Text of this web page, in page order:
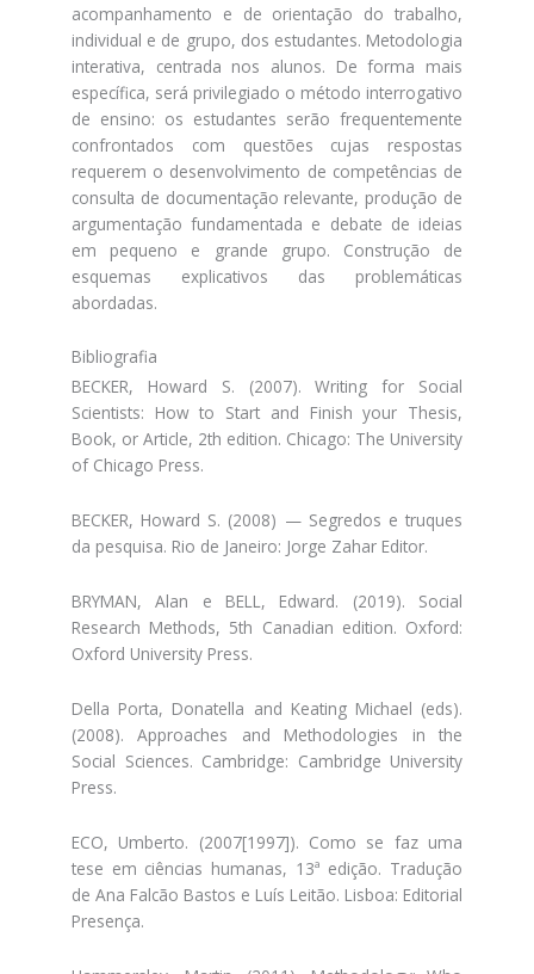
acompanhamento e de orientação do trabalho,
individual e de grupo, dos estudantes. Metodologia
interativa, centrada nos alunos. De forma mais
específica, será privilegiado o método interrogativo
de ensino: os estudantes serão frequentemente
confrontados com questões cujas respostas
requerem o desenvolvimento de competências de
consulta de documentação relevante, produção de
argumentação fundamentada e debate de ideias
em pequeno e grande grupo. Construção de
esquemas explicativos das problemáticas
abordadas.
Bibliografia
BECKER, Howard S. (2007). Writing for Social
Scientists: How to Start and Finish your Thesis,
Book, or Article, 2th edition. Chicago: The University
of Chicago Press.
BECKER, Howard S. (2008) — Segredos e truques
da pesquisa. Rio de Janeiro: Jorge Zahar Editor.
BRYMAN, Alan e BELL, Edward. (2019). Social
Research Methods, 5th Canadian edition. Oxford:
Oxford University Press.
Della Porta, Donatella and Keating Michael (eds).
(2008). Approaches and Methodologies in the
Social Sciences. Cambridge: Cambridge University
Press.
ECO, Umberto. (2007[1997]). Como se faz uma
tese em ciências humanas, 13ª edição. Tradução
de Ana Falcão Bastos e Luís Leitão. Lisboa: Editorial
Presença.